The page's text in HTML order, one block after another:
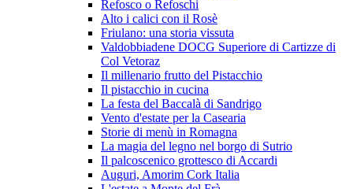
Refosco o Refoschi
Alto i calici con il Rosè
Friulano: una storia vissuta
Valdobbiadene DOCG Superiore di Cartizze di
Col Vetoraz
Il millenario frutto del Pistacchio
Il pistacchio in cucina
La festa del Baccalà di Sandrigo
Vento d'estate per la Casearia
Storie di menù in Romagna
La magia del legno nel borgo di Sutrio
Il palcoscenico grottesco di Accardi
Auguri, Amorim Cork Italia